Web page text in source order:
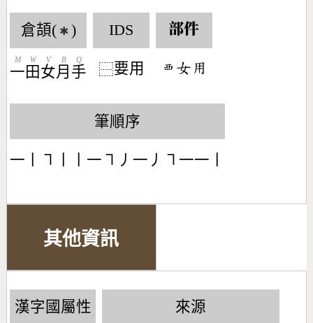
倉頡( ✱ )
一
M
田
W
女
V
月
B
手
Q
IDS
⿱要用
部件
󶅧󶂚󶅎
筆順序
一丨㇕丨丨一㇕丿一丿㇕一一丨
其他資訊
漢字國屬性 來源